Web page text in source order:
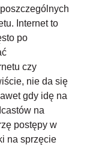
Internet to
po
czy
nie da się
gdy idę na
na
postępy w
na sprzęcie